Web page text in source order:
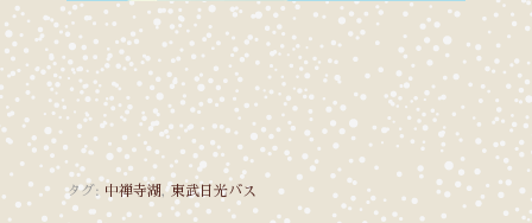
タグ: 中禅寺湖 ,東武日光バス